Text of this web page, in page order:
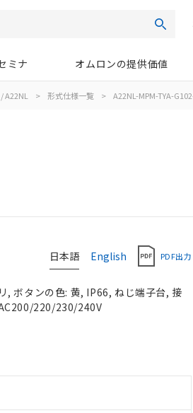
検索
ミナ オムロンの提供価値
A22NL > 形式仕様一覧 > A22NL-MPM-TYA-
日本語 English PDF出力
, ボタンの色: 黄, IP66, ねじ端子台, 接
220/230/240V